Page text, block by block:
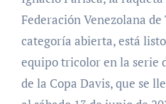
Federación Venezolana
categoría abierta, está
equipo tricolor en la serie
de la Copa Davis, que se